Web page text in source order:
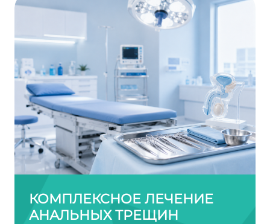
КОМПЛЕКСНОЕ ЛЕЧЕНИЕ
АНАЛЬНЫХ ТРЕЩИН